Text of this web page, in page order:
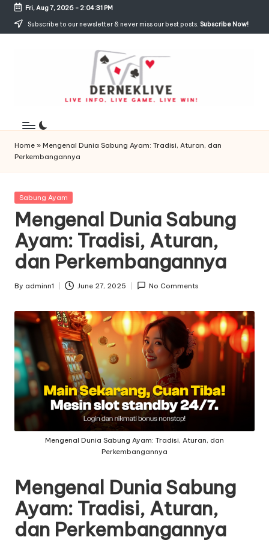
Skip
Fri, Aug 7, 2026- 2:04:31 PM
Subscribe to our newsletter & never miss our best posts. Subscribe Now!
D
e
r
n
e
k
L
i
v
e
Info,
Live
Game,
Live
Home » Mengenal Dunia Sabung Ayam: Tradisi, Aturan, dan
Perkembangannya
Posted
Sabung Ayam
Mengenal Dunia Sabung
Ayam: Tradisi, Aturan,
dan Perkembangannya
Posted
By adminn1 June 27, 2025 No Comments
Mengenal Dunia Sabung Ayam: Tradisi, Aturan, dan
Perkembangannya
Mengenal Dunia Sabung
Ayam: Tradisi, Aturan,
dan Perkembangannya